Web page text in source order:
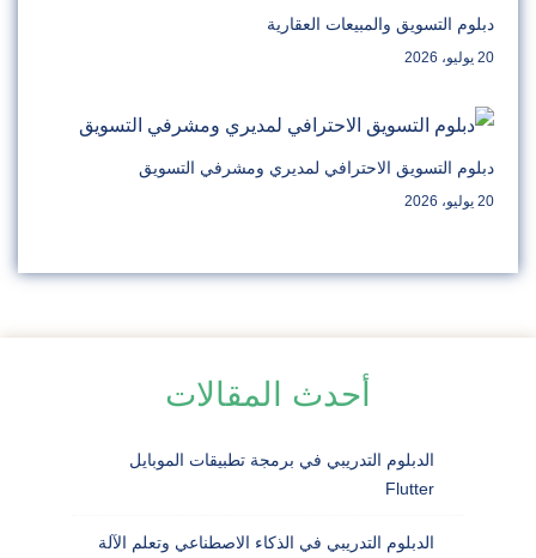
دبلوم التسويق والمبيعات العقارية
20 يوليو، 2026
دبلوم التسويق الاحترافي لمديري ومشرفي التسويق
20 يوليو، 2026
أحدث المقالات
الدبلوم التدريبي في برمجة تطبيقات الموبايل
Flutter
الدبلوم التدريبي في الذكاء الاصطناعي وتعلم الآلة